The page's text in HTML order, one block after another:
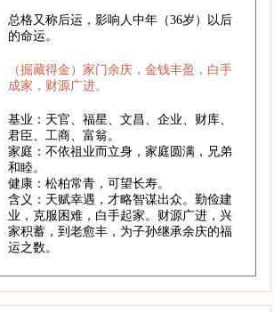
总格又称后运，影响人中年（36岁）以后
的命运。
（掘藏得金）家门余庆，金钱丰盈，白手
成家，财源广进。
基业：天官、福星、文昌、企业、财库、
君臣、工商、富翁。
家庭：不依祖业而立身，家庭圆满，兄弟
和睦。
健康：松柏常青，可望长寿。
含义：天赋幸遇，才略智谋出众。勤俭建
业，克服困难，白手起家。财源广进，兴
家积蓄，到老愈丰，为子孙继承余庆的福
运之数。